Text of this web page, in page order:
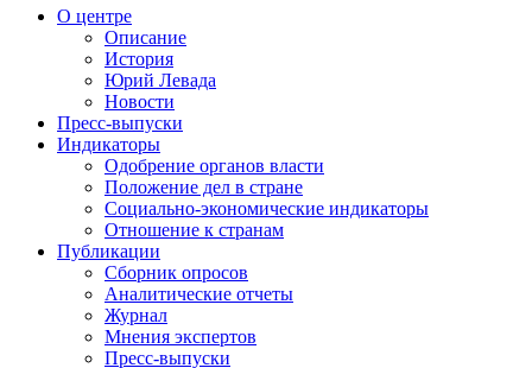
О центре
Описание
История
Юрий Левада
Новости
Пресс-выпуски
Индикаторы
Одобрение органов власти
Положение дел в стране
Социально-экономические индикаторы
Отношение к странам
Публикации
Сборник опросов
Аналитические отчеты
Журнал
Мнения экспертов
Пресс-выпуски